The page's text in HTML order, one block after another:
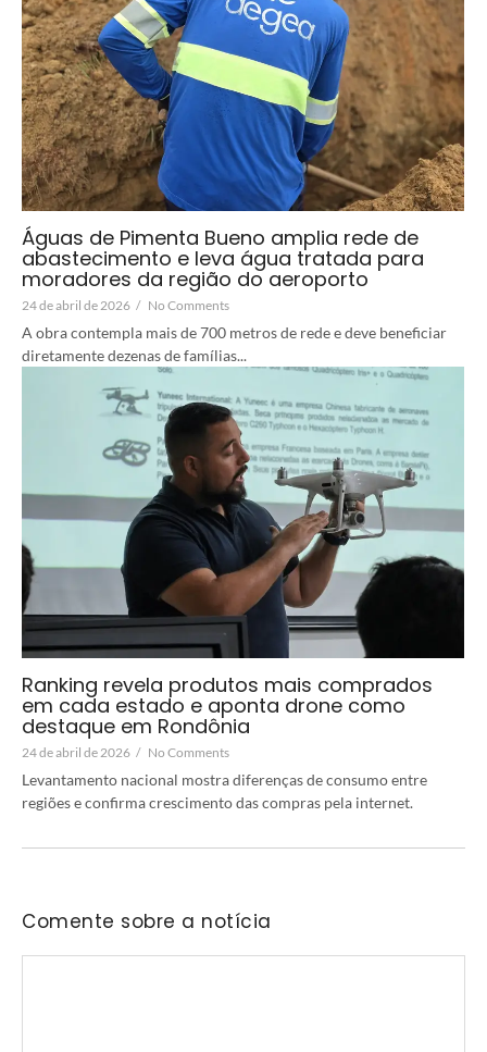
Águas de Pimenta Bueno amplia rede de
abastecimento e leva água tratada para
moradores da região do aeroporto
24 de abril de 2026 / No Comments
A obra contempla mais de 700 metros de rede e deve beneficiar
diretamente dezenas de famílias...
Ranking revela produtos mais comprados
em cada estado e aponta drone como
destaque em Rondônia
24 de abril de 2026 / No Comments
Levantamento nacional mostra diferenças de consumo entre
regiões e confirma crescimento das compras pela internet.
Comente sobre a notícia